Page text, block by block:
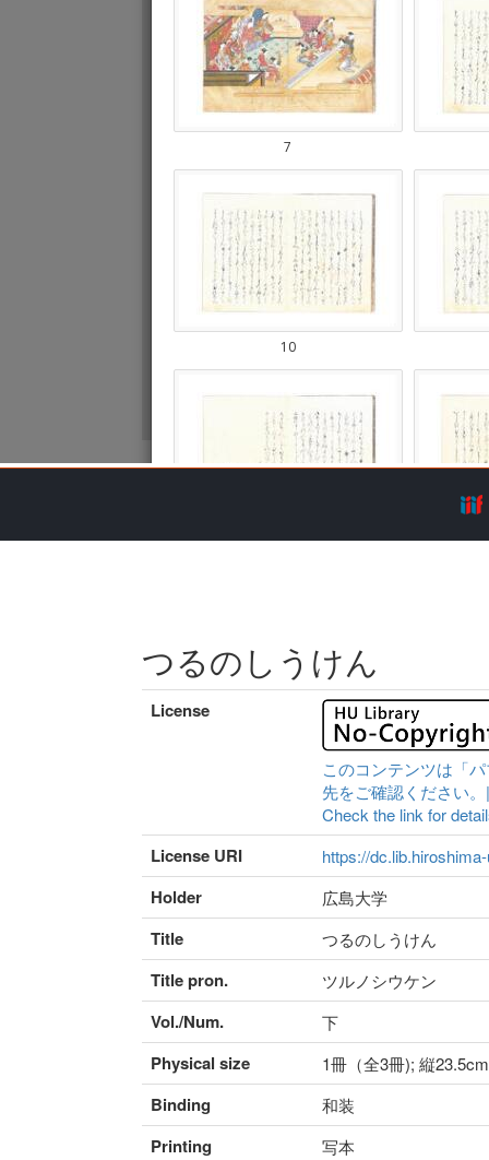
つるのしうけん
License
このコンテンツは「
先をご確認ください
Check the link for
License URI https://
Holder 広島大学
Title つるのしうけん
Title pron. ツルノシウケン
Vol./Num. 下
Physical size 1冊（全3冊); 縦
Binding 和装
Printing 写本